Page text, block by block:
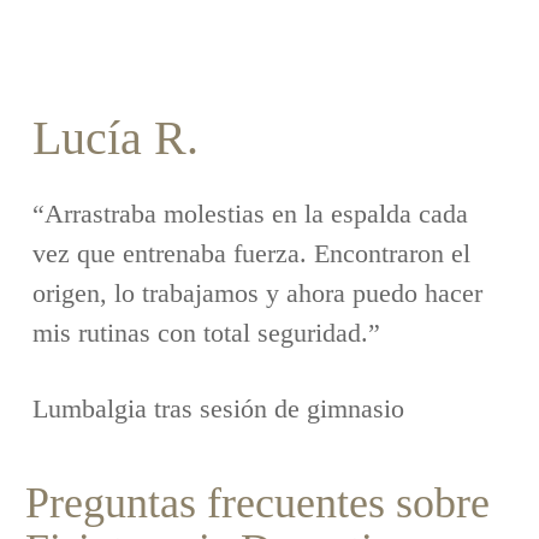
Lucía R.
“Arrastraba molestias en la espalda cada
vez que entrenaba fuerza. Encontraron el
origen, lo trabajamos y ahora puedo hacer
mis rutinas con total seguridad.”
Lumbalgia tras sesión de gimnasio
Preguntas frecuentes sobre